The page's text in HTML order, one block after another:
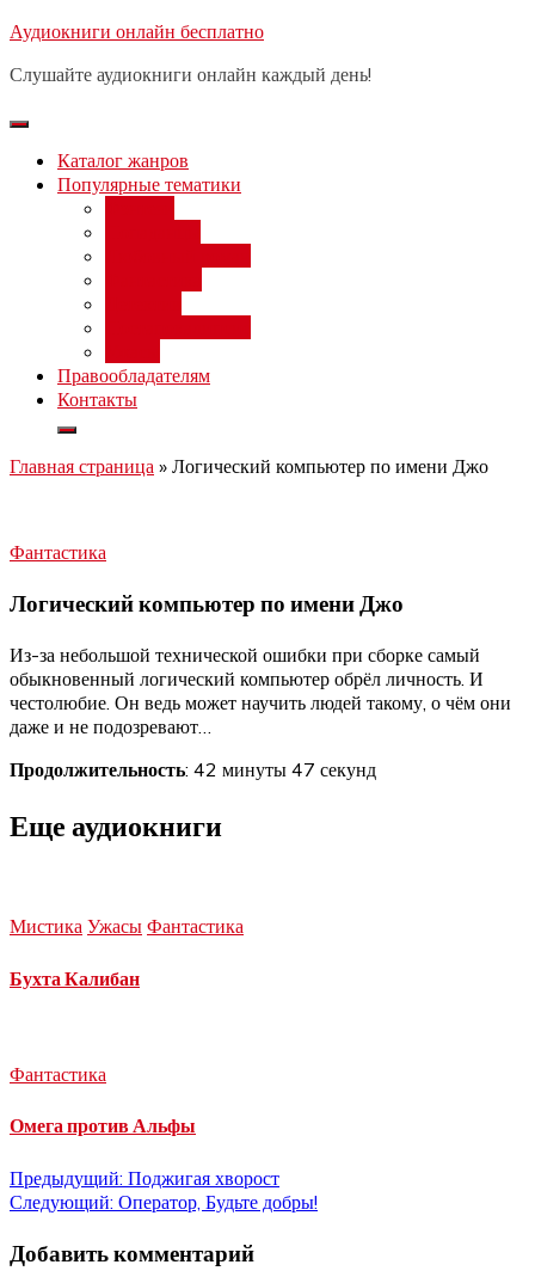
Перейти
содержимому
Аудиокниги онлайн бесплатно
Слушайте аудиокниги онлайн каждый день!
Каталог жанров
Популярные тематики
Правообладателям
Контакты
Главная страница » Логический компьютер по имени Джо
Фантастика
Логический компьютер по имени Джо
Из-за небольшой технической ошибки при сборке самый
обыкновенный логический компьютер обрёл личность. И
честолюбие. Он ведь может научить людей такому, о чём они
даже и не подозревают…
Продолжительность: 42 минуты 47 секунд
Еще аудиокниги
Мистика Ужасы Фантастика
Бухта Калибан
Фантастика
Омега против Альфы
Навигация
Предыдущий: Поджигая хворост
Следующий: Оператор, Будьте добры!
Добавить комментарий
Бесплатный вебинар: заработок
день